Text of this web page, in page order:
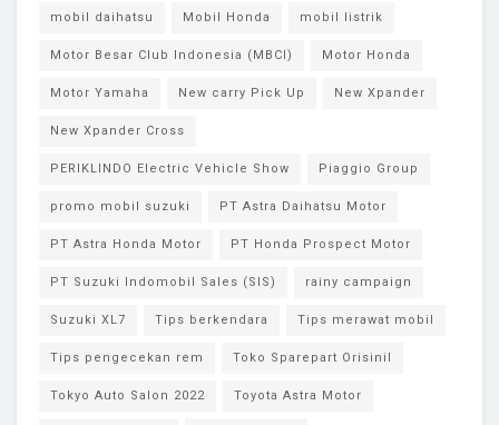
mobil daihatsu Mobil Honda mobil listrik
Motor Besar Club Indonesia (MBCI) Motor Honda
Motor Yamaha New carry Pick Up New Xpander
New Xpander Cross
PERIKLINDO Electric Vehicle Show Piaggio Group
promo mobil suzuki PT Astra Daihatsu Motor
PT Astra Honda Motor PT Honda Prospect Motor
PT Suzuki Indomobil Sales (SIS) rainy campaign
Suzuki XL7 Tips berkendara Tips merawat mobil
Tips pengecekan rem Toko Sparepart Orisinil
Tokyo Auto Salon 2022 Toyota Astra Motor